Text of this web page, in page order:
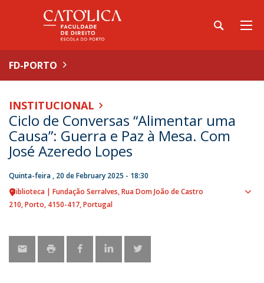
FD-PORTO
INSTITUCIONAL
Ciclo de Conversas “Alimentar uma
Causa”: Guerra e Paz à Mesa. Com
José Azeredo Lopes
Quinta-feira , 20 de February 2025 - 18:30
Biblioteca | Fundação Serralves Rua Dom João de Castro
210 Porto 4150-417 Portugal